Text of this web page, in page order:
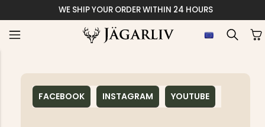
WE SHIP YOUR ORDER WITHIN 24 HOURS
FACEBOOK INSTAGRAM YOUTUBE